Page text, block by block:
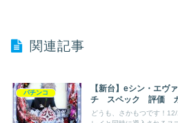
関連記事
パチンコ
【新台】eシン・エヴ
チ スペック 評価 カ
どうも、さかもつです！